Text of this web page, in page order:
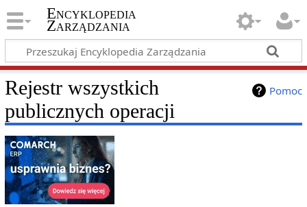
Encyklopedia
Zarządzania
Pomoc
Rejestr wszystkich
publicznych operacji